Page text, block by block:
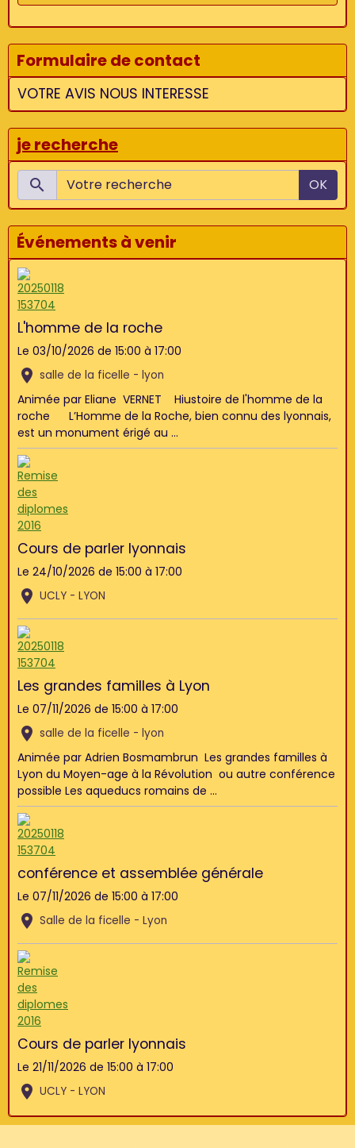
Formulaire de contact
VOTRE AVIS NOUS INTERESSE
je recherche
OK
Événements à venir
L'homme de la roche
Le 03/10/2026 de 15:00 à 17:00
salle de la ficelle - lyon
Animée par Eliane VERNET Hiustoire de l'homme de la
roche L’Homme de la Roche, bien connu des lyonnais,
est un monument érigé au ...
Cours de parler lyonnais
Le 24/10/2026 de 15:00 à 17:00
UCLY - LYON
Les grandes familles à Lyon
Le 07/11/2026 de 15:00 à 17:00
salle de la ficelle - lyon
Animée par Adrien Bosmambrun Les grandes familles à
Lyon du Moyen-age à la Révolution ou autre conférence
possible Les aqueducs romains de ...
conférence et assemblée générale
Le 07/11/2026 de 15:00 à 17:00
Salle de la ficelle - Lyon
Cours de parler lyonnais
Le 21/11/2026 de 15:00 à 17:00
UCLY - LYON